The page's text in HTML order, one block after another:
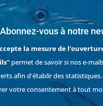
Abonnez-vous à notre
la mesure de
permet de savoir si nos e-
afin d'établir des
votre consentement à tout